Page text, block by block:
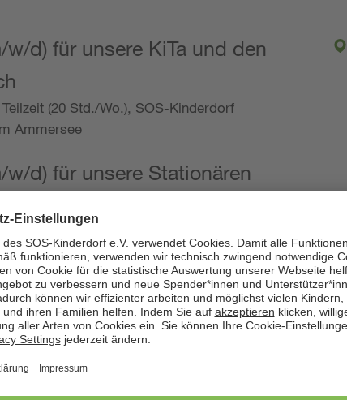
d) für unsere KiTa und den
(20 Std./Wo.), SOS-Kinderdorf
Ammersee
d) für unsere Stationären
oder Teilzeit (mind. 30 - max. 38,5
der Qualifikation als
w/d) und die Ambulanten
oder Teilzeit (min. 34 bis max. 38,5